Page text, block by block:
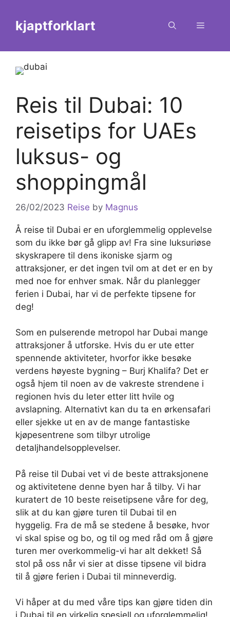
contentkjaptforklart Menu
Reis til Dubai: 10
reisetips for UAEs
luksus- og
shoppingmål
26/02/2023 Reise by Magnus
Å reise til Dubai er en uforglemmelig opplevelse
som du ikke bør gå glipp av! Fra sine luksuriøse
skyskrapere til dens ikoniske sjarm og
attraksjoner, er det ingen tvil om at det er en by
med noe for enhver smak. Når du planlegger
ferien i Dubai, har vi de perfekte tipsene for
deg!
Som en pulserende metropol har Dubai mange
attraksjoner å utforske. Hvis du er ute etter
spennende aktiviteter, hvorfor ikke besøke
verdens høyeste bygning – Burj Khalifa? Det er
også hjem til noen av de vakreste strendene i
regionen hvis du leter etter litt hvile og
avslapning. Alternativt kan du ta en ørkensafari
eller sjekke ut en av de mange fantastiske
kjøpesentrene som tilbyr utrolige
detaljhandelsopplevelser.
På reise til Dubai vet vi de beste attraksjonene
og aktivitetene denne byen har å tilby. Vi har
kuratert de 10 beste reisetipsene våre for deg,
slik at du kan gjøre turen til Dubai til en
hyggelig. Fra de må se stedene å besøke, hvor
vi skal spise og bo, og til og med råd om å gjøre
turen mer overkommelig-vi har alt dekket! Så
stol på oss når vi sier at disse tipsene vil bidra
til å gjøre ferien i Dubai til minneverdig.
Vi håper at du med våre tips kan gjøre tiden din
i Dubai til en virkelig spesiell og uforglemmelig!